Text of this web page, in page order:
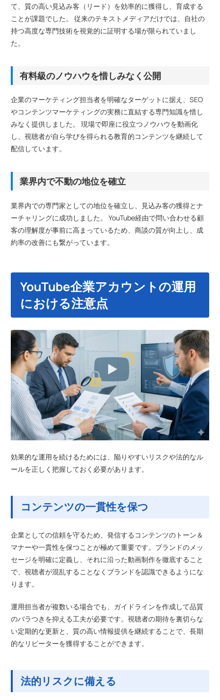
て、質の高い見込み客（リード）を効率的に獲得し、育成する
ことが課題でした。 従来のテキストメディアだけでは、自社の
持つ高度な専門技術を視覚的に証明する場が限られていまし
た。
有料級のノウハウを惜しみなく公開
企業のマーケティング担当者を明確なターゲットに据え、SEO
やコンテンツマーケティングの実務に直結する専門知識を惜し
みなく提供しました。 現場で即座に役立つノウハウを動画化
し、視聴者が自ら学びを得られる教育的コンテンツを継続して
配信しています。
業界内で不動の地位を確立
業界内での専門家としての地位を確立し、見込み客の獲得とナ
ーチャリングに成功しました。 YouTube経由で問い合わせる顧
客の理解度が事前に高まっているため、商談の質が向上し、成
約率の改善にも繋がっています。
YouTube企業アカウントの運用
における注意点
効果的な運用を続けるためには、陥りやすいリスクや法的なル
ールを正しく把握しておく必要があります。
コンテンツの一貫性を保つ
企業としての信頼を守るため、発信するコンテンツのトーン＆
マナーや一貫性を保つことが極めて重要です。ブランドのメッ
セージを明確に定義し、それに沿った動画制作を徹底すること
で、視聴者が混乱することなくブランドを認識できるようにな
ります。
運用担当者が複数いる場合でも、ガイドラインを作成して品質
のバラつきを抑える工夫が必要です。視聴者の期待を裏切らな
い定期的な更新と、質の高い情報提供を継続することで、長期
的なリピーターを獲得することができます。
法的リスクに備える